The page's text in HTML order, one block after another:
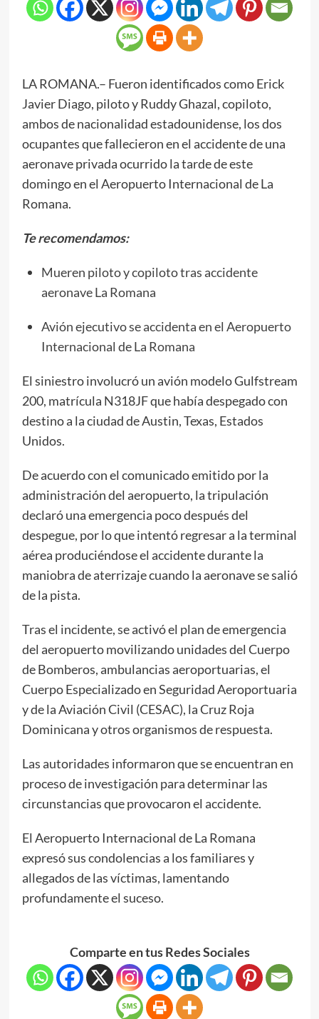
LA ROMANA.– Fueron identificados como Erick
Javier Diago, piloto y Ruddy Ghazal, copiloto,
ambos de nacionalidad estadounidense, los dos
ocupantes que fallecieron en el accidente de una
aeronave privada ocurrido la tarde de este
domingo en el Aeropuerto Internacional de La
Romana.
Te recomendamos:
Mueren piloto y copiloto tras accidente
aeronave La Romana
Avión ejecutivo se accidenta en el Aeropuerto
Internacional de La Romana
El siniestro involucró un avión modelo Gulfstream
200, matrícula N318JF que había despegado con
destino a la ciudad de Austin, Texas, Estados
Unidos.
De acuerdo con el comunicado emitido por la
administración del aeropuerto, la tripulación
declaró una emergencia poco después del
despegue, por lo que intentó regresar a la terminal
aérea produciéndose el accidente durante la
maniobra de aterrizaje cuando la aeronave se salió
de la pista.
Tras el incidente, se activó el plan de emergencia
del aeropuerto movilizando unidades del Cuerpo
de Bomberos, ambulancias aeroportuarias, el
Cuerpo Especializado en Seguridad Aeroportuaria
y de la Aviación Civil (CESAC), la Cruz Roja
Dominicana y otros organismos de respuesta.
Las autoridades informaron que se encuentran en
proceso de investigación para determinar las
circunstancias que provocaron el accidente.
El Aeropuerto Internacional de La Romana
expresó sus condolencias a los familiares y
allegados de las víctimas, lamentando
profundamente el suceso.
Comparte en tus Redes Sociales